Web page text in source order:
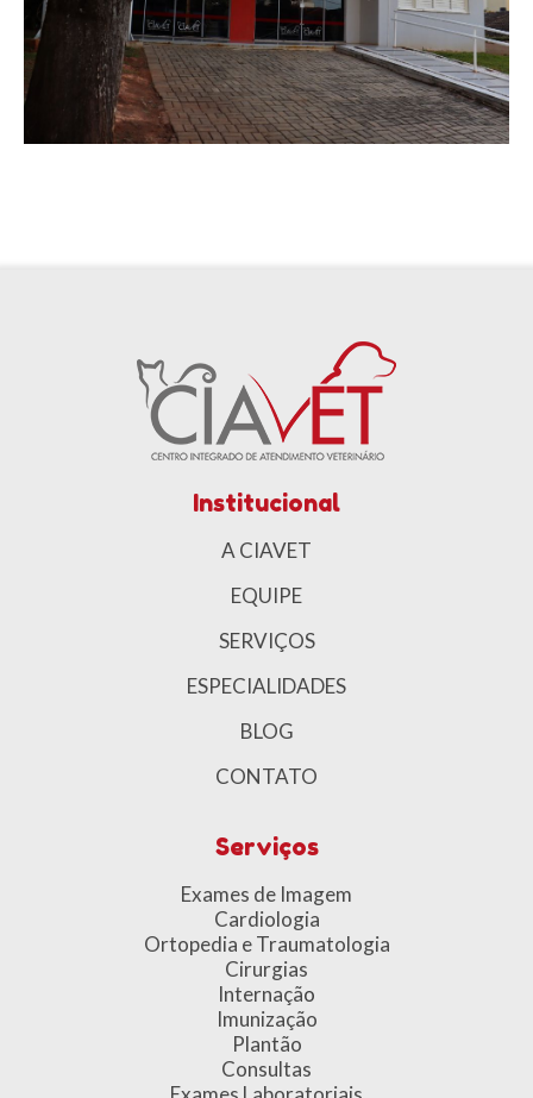
Institucional
A CIAVET
EQUIPE
SERVIÇOS
ESPECIALIDADES
BLOG
CONTATO
Serviços
Exames de Imagem
Cardiologia
Ortopedia e Traumatologia
Cirurgias
Internação
Imunização
Plantão
Consultas